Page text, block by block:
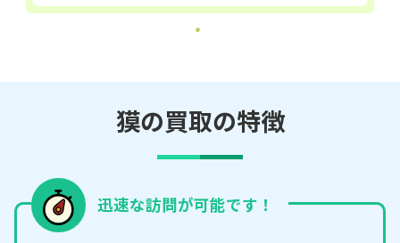
獏の買取の特徴
迅速な訪問が可能です！